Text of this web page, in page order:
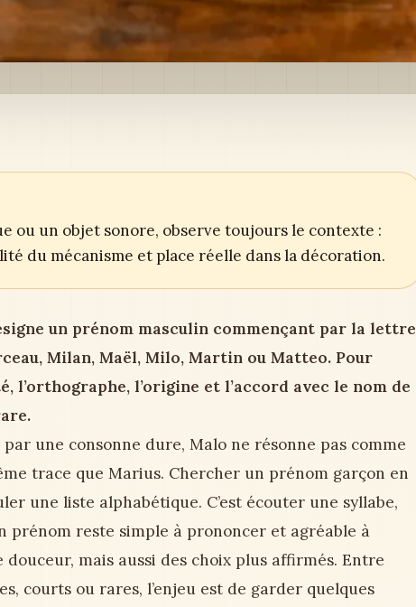
ou un objet sonore, observe toujours le contexte :
du mécanisme et place réelle dans la décoration.
un prénom masculin commençant par la lettre
Milan, Maël, Milo, Martin ou Matteo. Pour
l’orthographe, l’origine et l’accord avec le nom de
une consonne dure, Malo ne résonne pas comme
trace que Marius. Chercher un prénom garçon en
une liste alphabétique. C’est écouter une syllabe,
prénom reste simple à prononcer et agréable à
mais aussi des choix plus affirmés. Entre
courts ou rares, l’enjeu est de garder quelques